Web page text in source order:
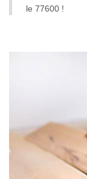
le 77600 !